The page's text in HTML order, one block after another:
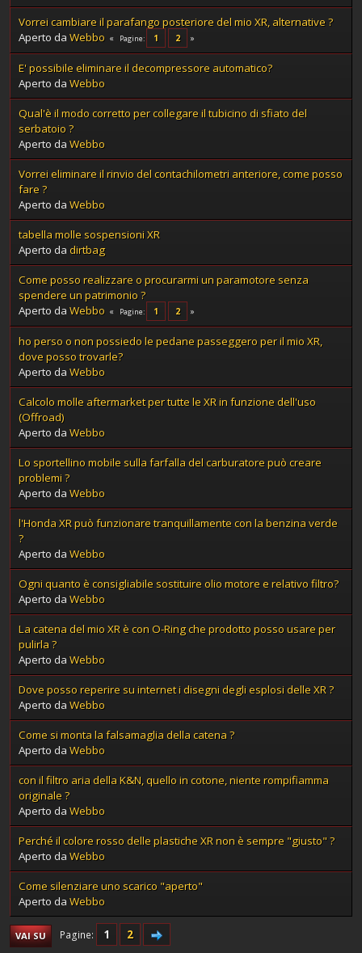
Vorrei cambiare il parafango posteriore del mio XR, alternative ?
Aperto da Webbo Pagine 1 2
E' possibile eliminare il decompressore automatico?
Aperto da Webbo
Qual'è il modo corretto per collegare il tubicino di sfiato del
serbatoio ?
Aperto da Webbo
Vorrei eliminare il rinvio del contachilometri anteriore, come posso
fare ?
Aperto da Webbo
tabella molle sospensioni XR
Aperto da dirtbag
Come posso realizzare o procurarmi un paramotore senza
spendere un patrimonio ?
Aperto da Webbo Pagine 1 2
ho perso o non possiedo le pedane passeggero per il mio XR,
dove posso trovarle?
Aperto da Webbo
Calcolo molle aftermarket per tutte le XR in funzione dell'uso
(Offroad)
Aperto da Webbo
Lo sportellino mobile sulla farfalla del carburatore può creare
problemi ?
Aperto da Webbo
l'Honda XR può funzionare tranquillamente con la benzina verde
?
Aperto da Webbo
Ogni quanto è consigliabile sostituire olio motore e relativo filtro?
Aperto da Webbo
La catena del mio XR è con O-Ring che prodotto posso usare per
pulirla ?
Aperto da Webbo
Dove posso reperire su internet i disegni degli esplosi delle XR ?
Aperto da Webbo
Come si monta la falsamaglia della catena ?
Aperto da Webbo
con il filtro aria della K&N, quello in cotone, niente rompifiamma
originale ?
Aperto da Webbo
Perché il colore rosso delle plastiche XR non è sempre "giusto" ?
Aperto da Webbo
Come silenziare uno scarico "aperto"
Aperto da Webbo
VAI SU Pagine 1 2